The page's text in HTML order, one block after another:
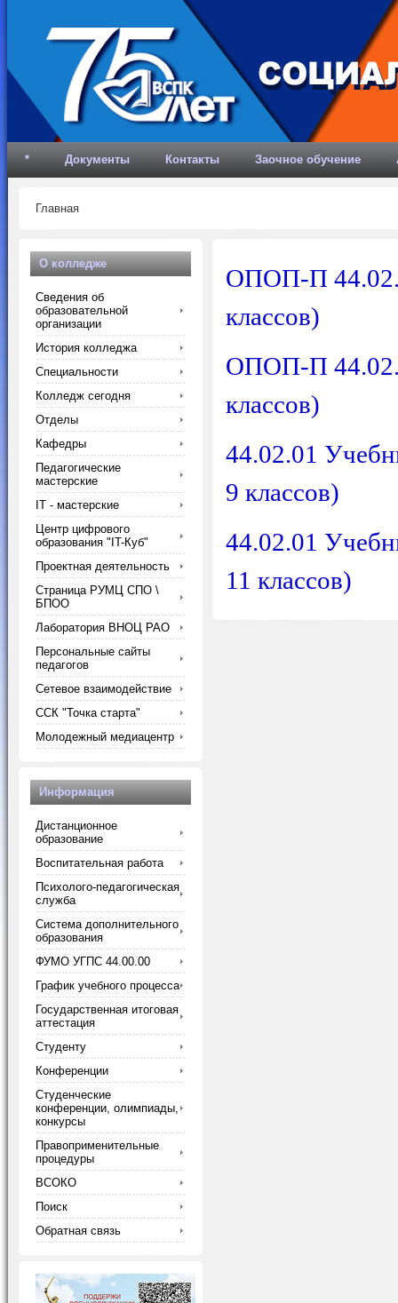
* Документы Контакты Заочное обучение
Главная
ОПОП-П
классов)
ОПОП-П
классов)
44.02.01
9 классов)
44.02.01
11 классов)
О колледже
Сведения об
образовательной
организации
История колледжа
Специальности
Колледж сегодня
Отделы
Кафедры
Педагогические
мастерские
IT - мастерские
Центр цифрового
образования "IT-Куб"
Проектная деятельность
Страница РУМЦ СПО \
БПОО
Лаборатория ВНОЦ РАО
Персональные сайты
педагогов
Сетевое взаимодействие
ССК "Точка старта"
Молодежный медиацентр
Информация
Дистанционное
образование
Воспитательная работа
Психолого-педагогическая
служба
Система дополнительного
образования
ФУМО УГПС 44.00.00
График учебного процесса
Государственная итоговая
аттестация
Студенту
Конференции
Студенческие
конференции, олимпиады,
конкурсы
Правоприменительные
процедуры
ВСОКО
Поиск
Обратная связь